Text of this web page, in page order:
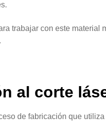
trabajar con este
al corte
de fabricación que